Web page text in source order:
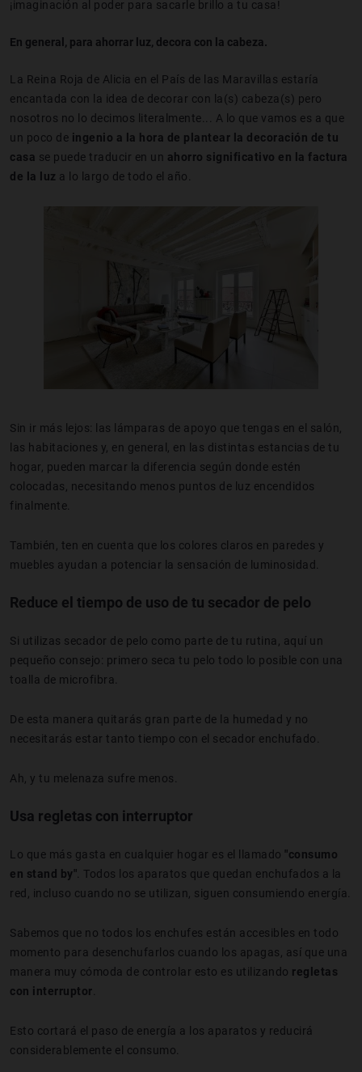
¡imaginación al poder para sacarle brillo a tu casa!
En general, para ahorrar luz, decora con la cabeza.
La Reina Roja de Alicia en el País de las Maravillas estaría
encantada con la idea de decorar con la(s) cabeza(s) pero
nosotros no lo decimos literalmente... A lo que vamos es a que
un poco de ingenio a la hora de plantear la decoración de tu
casa se puede traducir en un ahorro significativo en la factura
de la luz a lo largo de todo el año.
Sin ir más lejos: las lámparas de apoyo que tengas en el salón,
las habitaciones y, en general, en las distintas estancias de tu
hogar, pueden marcar la diferencia según donde estén
colocadas, necesitando menos puntos de luz encendidos
finalmente.
También, ten en cuenta que los colores claros en paredes y
muebles ayudan a potenciar la sensación de luminosidad.
Reduce el tiempo de uso de tu secador de pelo
Si utilizas secador de pelo como parte de tu rutina, aquí un
pequeño consejo: primero seca tu pelo todo lo posible con una
toalla de microfibra.
De esta manera quitarás gran parte de la humedad y no
necesitarás estar tanto tiempo con el secador enchufado.
Ah, y tu melenaza sufre menos.
Usa regletas con interruptor
Lo que más gasta en cualquier hogar es el llamado "consumo
en stand by". Todos los aparatos que quedan enchufados a la
red, incluso cuando no se utilizan, siguen consumiendo energía.
Sabemos que no todos los enchufes están accesibles en todo
momento para desenchufarlos cuando los apagas, así que una
manera muy cómoda de controlar esto es utilizando regletas
con interruptor.
Esto cortará el paso de energía a los aparatos y reducirá
considerablemente el consumo.